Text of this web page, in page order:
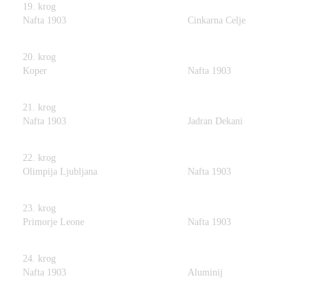
19. krog
Nafta 1903
Cinkarna Celje
20. krog
Koper
Nafta 1903
21. krog
Nafta 1903
Jadran Dekani
22. krog
Olimpija Ljubljana
Nafta 1903
23. krog
Primorje Leone
Nafta 1903
24. krog
Nafta 1903
Aluminij